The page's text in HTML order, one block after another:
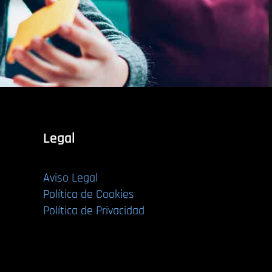
Legal
Aviso Legal
Política de Cookies
Política de Privacidad